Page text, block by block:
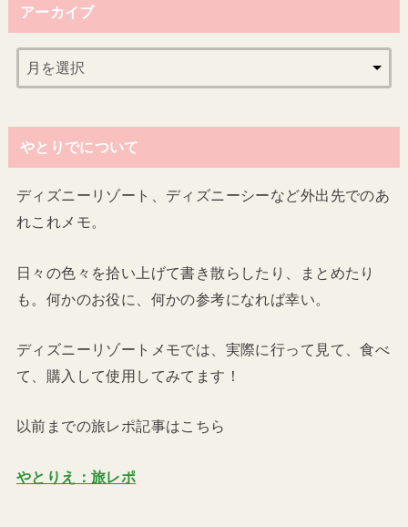
アーカイブ
やとりでについて
ディズニーリゾート、ディズニーシーなど外出先でのあ
れこれメモ。
日々の色々を拾い上げて書き散らしたり、まとめたり
も。何かのお役に、何かの参考になれば幸い。
ディズニーリゾートメモでは、実際に行って見て、食べ
て、購入して使用してみてます！
以前までの旅レポ記事はこちら
やとりえ：旅レポ